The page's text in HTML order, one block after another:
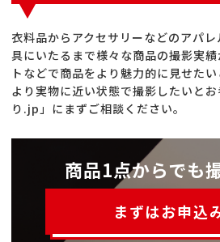
衣料品からアクセサリーなどのアパ
具にいたるまで様々な商品の撮影実
トなどで商品をより魅力的に見せた
より実物に近い状態で撮影したいと
り.jp」にまずご相談ください。
商品1点からでも
まずはお申込